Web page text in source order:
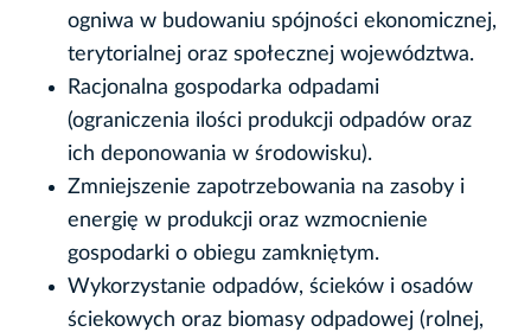
ogniwa w budowaniu spójności ekonomicznej,
terytorialnej oraz społecznej województwa.
Racjonalna gospodarka odpadami
(ograniczenia ilości produkcji odpadów oraz
ich deponowania w środowisku).
Zmniejszenie zapotrzebowania na zasoby i
energię w produkcji oraz wzmocnienie
gospodarki o obiegu zamkniętym.
Wykorzystanie odpadów, ścieków i osadów
ściekowych oraz biomasy odpadowej (rolnej,